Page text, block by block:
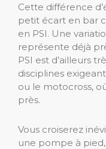
Cette différence
petit écart en bar
en PSI. Une
représente déjà
PSI est d’ailleurs
disciplines
ou le motocross,
près.
Vous croiserez
une pompe à